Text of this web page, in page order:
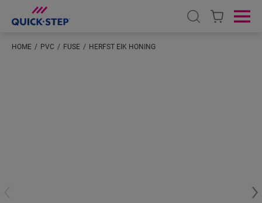
Open search
HOME PVC FUSE HERFST EIK HONING